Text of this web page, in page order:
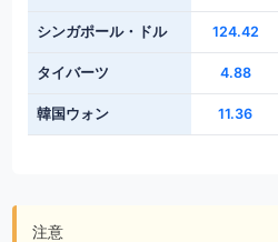
シンガポール・ドル 124.42
タイバーツ 4.88
韓国ウォン 11.36
注意